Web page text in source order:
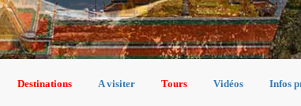
Destinations A visiter Tours Vidéos Infos